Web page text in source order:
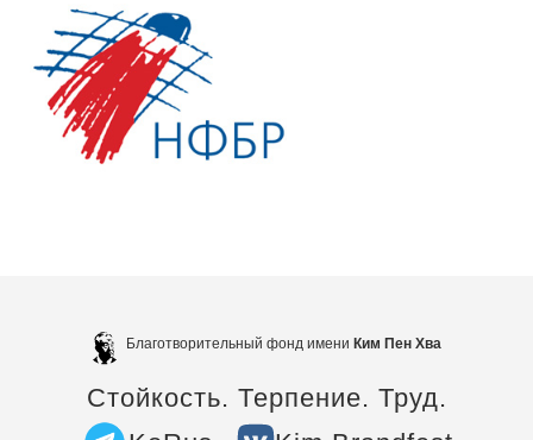
Благотворительный фонд имени Ким Пен Хва
Стойкость. Терпение. Труд.